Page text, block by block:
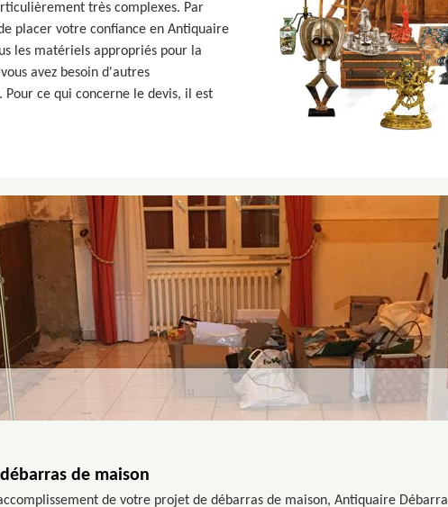
très complexes. Par
placer votre confiance en Antiquaire
les matériels appropriés pour la
avez besoin d'autres
ce qui concerne le devis, il est
de maison
de votre projet de débarras de maison, Antiquaire